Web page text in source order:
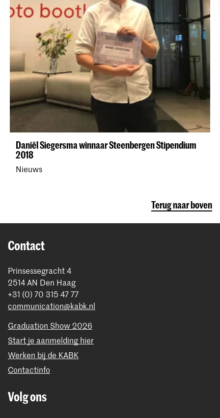
Daniël Siegersma winnaar Steenbergen Stipendium
2018
Nieuws
Terug naar boven
Contact
Prinsessegracht 4
2514 AN Den Haag
+31 (0) 70 315 47 77
communication@kabk.nl
Graduation Show 2026
Start je aanmelding hier
Werken bij de KABK
Contactinfo
Volg ons